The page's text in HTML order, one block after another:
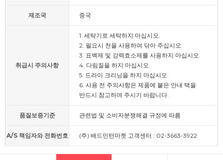
제조국 중국
취급시 주의사항
1. 세탁기로 세탁하지 마십시오.
2. 필요시 천을 사용하여 닦아 주십시오.
3. 표백제 및 강력효소제를 사용하지 마십시오.
4. 다림질을 하지 마십시오.
5. 드라이 크리닝을 하지 마십시오.
6. 사용 전 주의사항은 제품에 붙은 안내 택을
반드시 참고하여 주시기 바랍니다.
품질보증기준 관련법 및 소비자분쟁해결 규정에 따름
A/S 책임자와 전화번호 (주) 배드민턴마켓 고객센터 : 02-3663-3922